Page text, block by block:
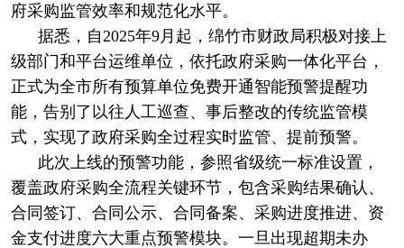
府采购监管效率和规范化水平。
据悉，自2025年9月起，绵竹市财政局积极对接上
级部门和平台运维单位，依托政府采购一体化平台，
正式为全市所有预算单位免费开通智能预警提醒功
能，告别了以往人工巡查、事后整改的传统监管模
式，实现了政府采购全过程实时监管、提前预警。
此次上线的预警功能，参照省级统一标准设置，
覆盖政府采购全流程关键环节，包含采购结果确认、
合同签订、合同公示、合同备案、采购进度推进、资
金支付进度六大重点预警模块。一旦出现超期未办